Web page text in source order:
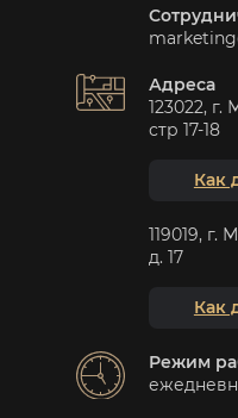
Адреса
123022, г.
стр 17-18
Как
119019, г.
д. 17
Как
Режим